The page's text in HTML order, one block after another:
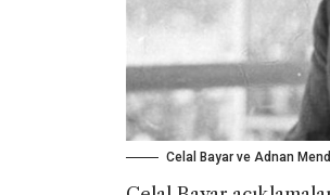
Celal Bayar ve Adnan